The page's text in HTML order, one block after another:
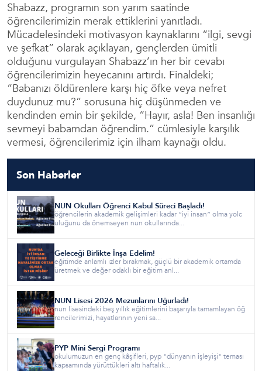
Son Haberler
NUN Okulları Öğrenci Kabul Süreci Başladı!
öğrencilerin akademik gelişimleri kadar “iyi insan” olma yolc
uluğunu da önemseyen nun okullarında...
Geleceği Birlikte İnşa Edelim!
eğitimde anlamlı izler bırakmak, güçlü bir akademik ortamda
üretmek ve değer odaklı bir eğitim anl...
NUN Lisesi 2026 Mezunlarını Uğurladı!
nun lisesindeki beş yıllık eğitimlerini başarıyla tamamlayan öğ
rencilerimizi, hayatlarının yeni sa...
PYP Mini Sergi Programı
okulumuzun en genç kâşifleri, pyp "dünyanın i̇şleyişi" teması
kapsamında yürüttükleri altı haftalık...
Shabazz, programın son yarım saatinde
öğrencilerimizin merak ettiklerini yanıtladı.
Mücadelesindeki motivasyon kaynaklarını “ilgi, sevgi
ve şefkat” olarak açıklayan, gençlerden ümitli
olduğunu vurgulayan Shabazz’ın her bir cevabı
öğrencilerimizin heyecanını artırdı. Finaldeki;
“Babanızı öldürenlere karşı hiç öfke veya nefret
duydunuz mu?” sorusuna hiç düşünmeden ve
kendinden emin bir şekilde, “Hayır, asla! Ben insanlığı
sevmeyi babamdan öğrendim.” cümlesiyle karşılık
vermesi, öğrencilerimiz için ilham kaynağı oldu.